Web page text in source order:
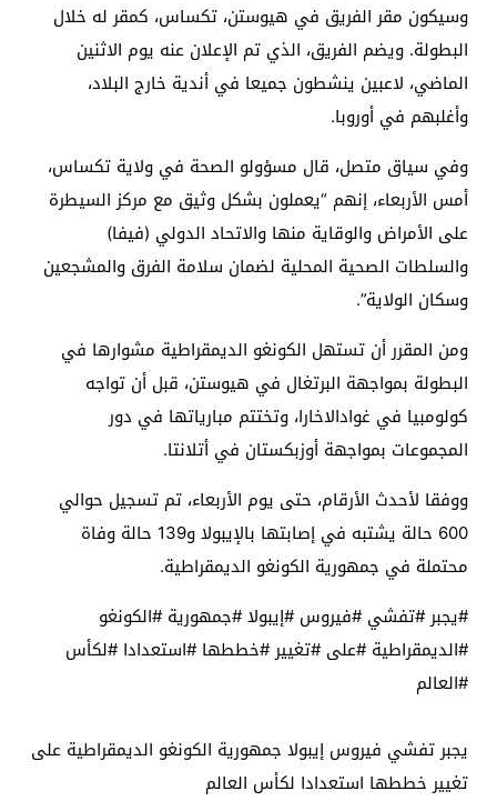
وسيكون مقر الفريق في هيوستن، تكساس، كمقر له خلال
البطولة. ويضم الفريق، الذي تم الإعلان عنه يوم الاثنين
الماضي، لاعبين ينشطون جميعا في أندية خارج البلاد،
وأغلبهم في أوروبا.
وفي سياق متصل، قال مسؤولو الصحة في ولاية تكساس،
أمس الأربعاء، إنهم “يعملون بشكل وثيق مع مركز السيطرة
على الأمراض والوقاية منها والاتحاد الدولي (فيفا)
والسلطات الصحية المحلية لضمان سلامة الفرق والمشجعين
وسكان الولاية”.
ومن المقرر أن تستهل الكونغو الديمقراطية مشوارها في
البطولة بمواجهة البرتغال في هيوستن، قبل أن تواجه
كولومبيا في غوادالاخارا، وتختتم مبارياتها في دور
المجموعات بمواجهة أوزبكستان في أتلانتا.
ووفقا لأحدث الأرقام، حتى يوم الأربعاء، تم تسجيل حوالي
600 حالة يشتبه في إصابتها بالإيبولا و139 حالة وفاة
محتملة في جمهورية الكونغو الديمقراطية.
#يجبر #تفشي #فيروس #إيبولا #جمهورية #الكونغو
#الديمقراطية #على #تغيير #خططها #استعدادا #لكأس
#العالم
يجبر تفشي فيروس إيبولا جمهورية الكونغو الديمقراطية على
تغيير خططها استعدادا لكأس العالم